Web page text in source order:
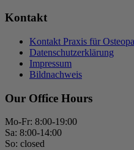
Kontakt
Kontakt Praxis für
Datenschutzerklärung
Impressum
Bildnachweis
Our Office Hours
Mo-Fr: 8:00-19:00
Sa: 8:00-14:00
So: closed